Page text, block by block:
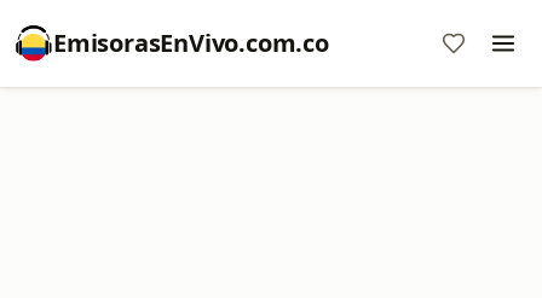
EmisorasEnVivo.com.co